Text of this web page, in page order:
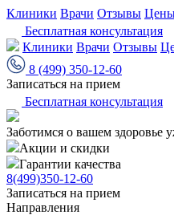
Клиники Врачи Отзывы
Бесплатная консультация
Клиники Врачи Отзывы
8 (499) 350-12-60
Записаться на прием
Бесплатная консультация
Заботимся о вашем здоровье
Акции и скидки
Гарантии качества
8(499)350-12-60
Записаться на прием
Направления